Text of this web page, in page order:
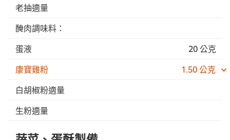
老抽適量
醃肉調味料：
蛋液
20 公克
康寶雞粉
1.50 公克
白胡椒粉適量
生粉適量